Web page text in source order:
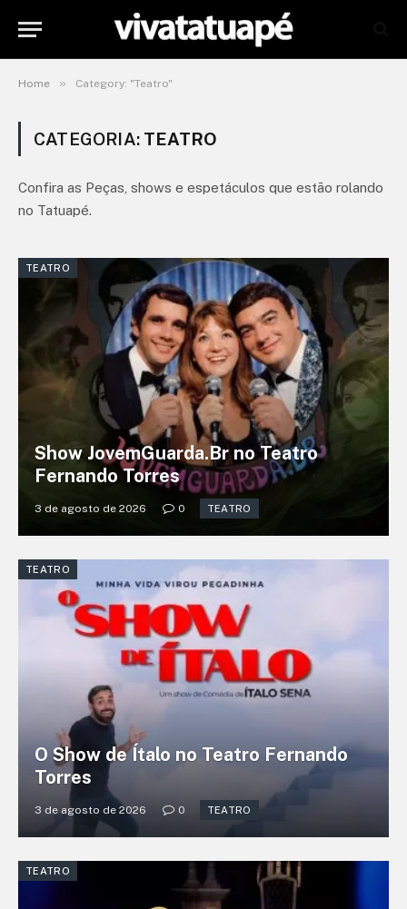
Home » Category: "Teatro"
CATEGORIA: TEATRO
Confira as Peças, shows e espetáculos que estão rolando
no Tatuapé.
TEATRO
Show JovemGuarda.Br no Teatro
Fernando Torres
3 de agosto de 2026 0 TEATRO
TEATRO
O Show de Ítalo no Teatro Fernando
Torres
3 de agosto de 2026 0 TEATRO
TEATRO